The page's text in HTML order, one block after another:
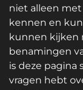
niet alleen
kennen en
kunnen kijken
benamingen
is deze pagina
vragen hebt